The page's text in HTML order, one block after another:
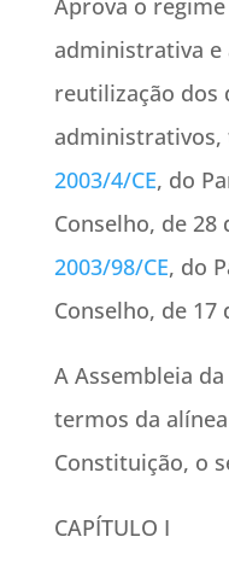
Aprova o
administrativa e
reutilização dos
administrativos,
2003/4/CE, do
Conselho, de 28
2003/98/CE, do
Conselho, de 17
A Assembleia
termos da
Constituição, o
CAPÍTULO I